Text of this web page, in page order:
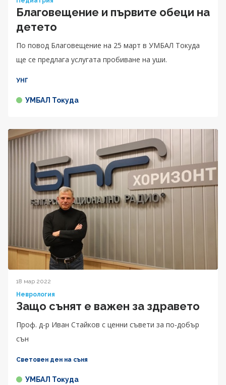
Благовещение и първите обеци на
детето
По повод Благовещение на 25 март в УМБАЛ Токуда
ще се предлага услугата пробиване на уши.
УНГ
УМБАЛ Токуда
18 мар 2022
Неврология
Защо сънят е важен за здравето
Проф. д-р Иван Стайков с ценни съвети за по-добър
сън
Световен ден на съня
УМБАЛ Токуда